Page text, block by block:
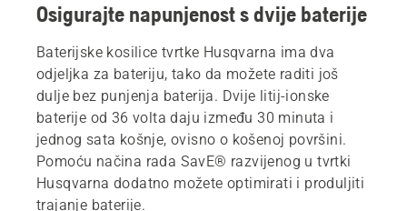
Osigurajte napunjenost s dvije baterije
Baterijske kosilice tvrtke Husqvarna ima dva
odjeljka za bateriju, tako da možete raditi još
dulje bez punjenja baterija. Dvije litij-ionske
baterije od 36 volta daju između 30 minuta i
jednog sata košnje, ovisno o košenoj površini.
Pomoću načina rada SavE® razvijenog u tvrtki
Husqvarna dodatno možete optimirati i produljiti
trajanje baterije.